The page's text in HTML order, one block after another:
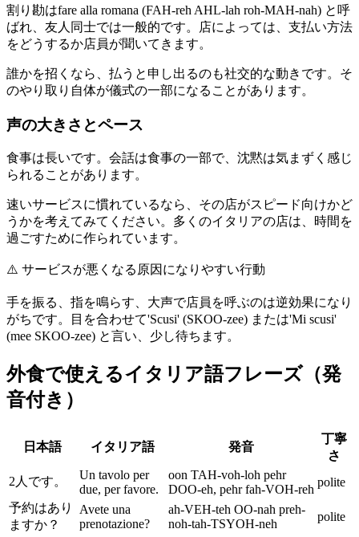
割り勘はfare alla romana (FAH-reh AHL-lah roh-MAH-nah) と呼
ばれ、友人同士では一般的です。店によっては、支払い方法
をどうするか店員が聞いてきます。
誰かを招くなら、払うと申し出るのも社交的な動きです。そ
のやり取り自体が儀式の一部になることがあります。
声の大きさとペース
食事は長いです。会話は食事の一部で、沈黙は気まずく感じ
られることがあります。
速いサービスに慣れているなら、その店がスピード向けかど
うかを考えてみてください。多くのイタリアの店は、時間を
過ごすために作られています。
⚠️ サービスが悪くなる原因になりやすい行動
手を振る、指を鳴らす、大声で店員を呼ぶのは逆効果になり
がちです。目を合わせて'Scusi' (SKOO-zee) または'Mi scusi'
(mee SKOO-zee) と言い、少し待ちます。
外食で使えるイタリア語フレーズ（発
音付き）
日本語 イタリア語 発音
丁寧
さ
2人です。
Un tavolo per
due, per favore.
oon TAH-voh-loh pehr
DOO-eh, pehr fah-VOH-reh
polite
予約はあり
ますか？
Avete una
prenotazione?
ah-VEH-teh OO-nah preh-
noh-tah-TSYOH-neh
polite